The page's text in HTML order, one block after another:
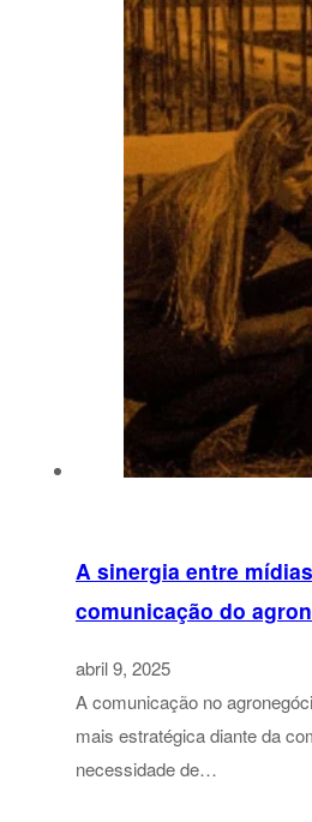
A sinergia entre
comunicação do
abril 9, 2025
A comunicação no
mais estratégica diante da
necessidade de…